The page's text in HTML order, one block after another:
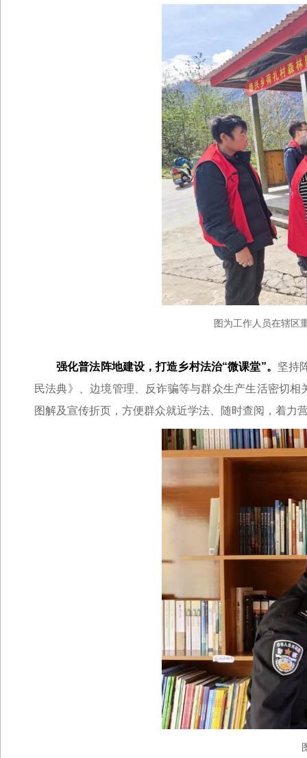
图为工作人员在辖区
强化普法阵地建设，打造乡村法治“微课堂”。 坚持
民法典》
、边境管理、反诈骗等与群众生产生活密切
图解及宣传折页，方便群众就近学法、随时查阅，着力